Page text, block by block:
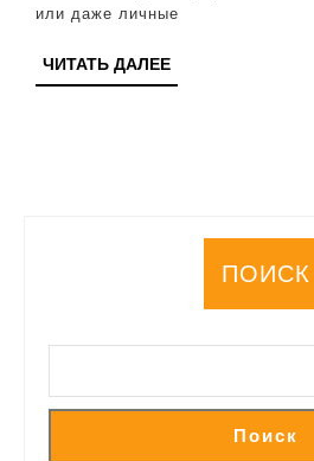
или даже личные
ЧИТАТЬ ДАЛЕЕЧИТАТЬ
ДАЛЕЕ
ПОИСК
Поиск